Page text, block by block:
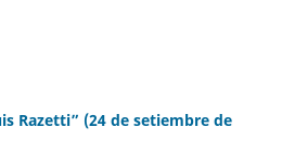
Razetti” (24 de setiembre de